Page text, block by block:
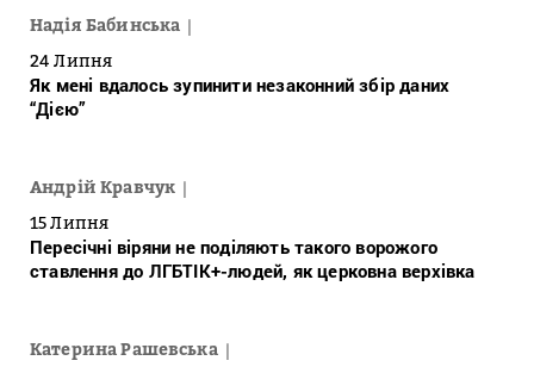
Надія Бабинська
24 Липня
Як мені вдалось зупинити незаконний збір даних
“Дією”
Андрій Кравчук
15 Липня
Пересічні віряни не поділяють такого ворожого
ставлення до ЛГБТІК+-людей, як церковна верхівка
Катерина Рашевська